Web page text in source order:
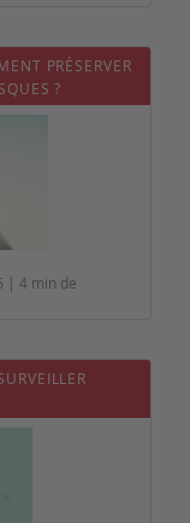
PRÉSERVER
?
| 4 min de